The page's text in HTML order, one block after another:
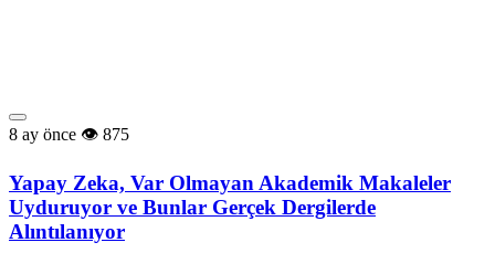
8 ay önce 875
Yapay Zeka, Var Olmayan Akademik Makaleler
Uyduruyor ve Bunlar Gerçek Dergilerde
Alıntılanıyor